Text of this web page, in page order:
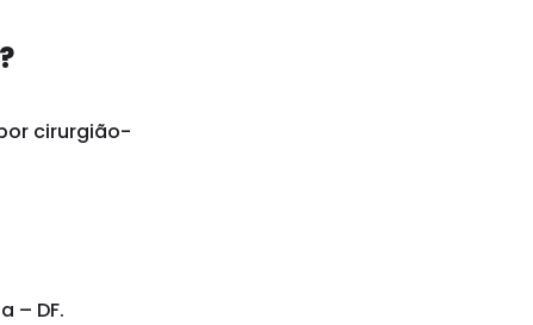
cirurgião-
– DF.